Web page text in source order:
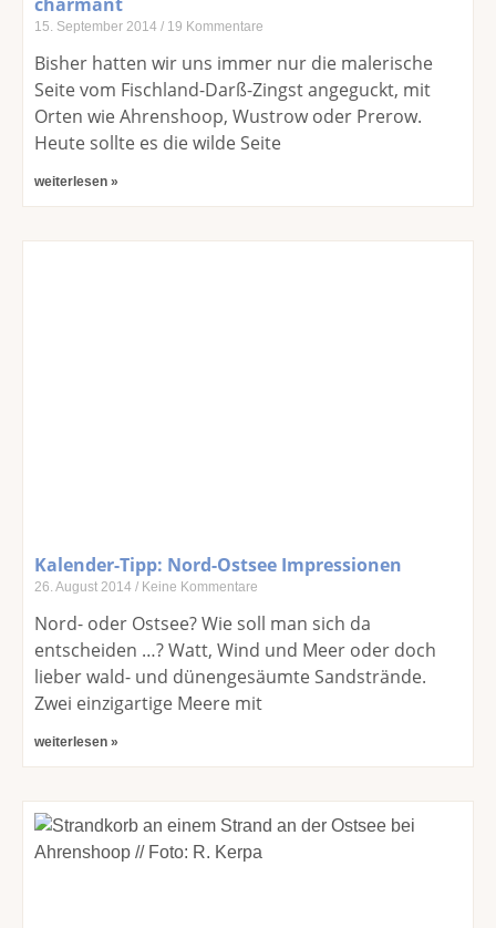
15. September 2014 19 Kommentare
Bisher hatten wir uns immer nur die malerische
Seite vom Fischland-Darß-Zingst angeguckt, mit
Orten wie Ahrenshoop, Wustrow oder Prerow.
Heute sollte es die wilde Seite
weiterlesen »
Kalender-Tipp: Nord-Ostsee Impressionen
26. August 2014 Keine Kommentare
Nord- oder Ostsee? Wie soll man sich da
entscheiden …? Watt, Wind und Meer oder doch
lieber wald- und dünengesäumte Sandstrände.
Zwei einzigartige Meere mit
weiterlesen »